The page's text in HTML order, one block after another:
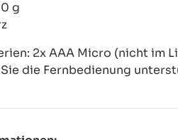
g
2x AAA Micro (nicht im
die Fernbedienung